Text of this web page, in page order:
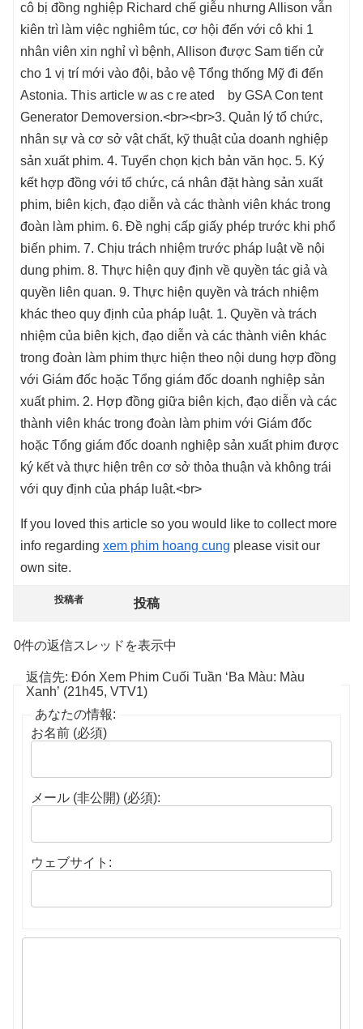
cô bị đồng nghiệp Richard chế giễu nhưng Allison vẫn
kiên trì làm việc nghiêm túc, cơ hội đến với cô khi 1
nhân viên xin nghỉ vì bệnh, Allison được Sam tiến cử
cho 1 vị trí mới vào đội, bảo vệ Tổng thống Mỹ đi đến
Astonia. Th is art icle w as c re ated by GSA Con tent
G᠎en​erator Demover si on.<br><br>3. Quản lý tổ chức,
nhân sự và cơ sở vật chất, kỹ thuật của doanh nghiệp
sản xuất phim. 4. Tuyển chọn kịch bản văn học. 5. Ký
kết hợp đồng với tổ chức, cá nhân đặt hàng sản xuất
phim, biên kịch, đạo diễn và các thành viên khác trong
đoàn làm phim. 6. Đề nghị cấp giấy phép trước khi phổ
biến phim. 7. Chịu trách nhiệm trước pháp luật về nội
dung phim. 8. Thực hiện quy định về quyền tác giả và
quyền liên quan. 9. Thực hiện quyền và trách nhiệm
khác theo quy định của pháp luật. 1. Quyền và trách
nhiệm của biên kịch, đạo diễn và các thành viên khác
trong đoàn làm phim thực hiện theo nội dung hợp đồng
với Giám đốc hoặc Tổng giám đốc doanh nghiệp sản
xuất phim. 2. Hợp đồng giữa biên kịch, đạo diễn và các
thành viên khác trong đoàn làm phim với Giám đốc
hoặc Tổng giám đốc doanh nghiệp sản xuất phim được
ký kết và thực hiện trên cơ sở thỏa thuận và không trái
với quy định của pháp luật.<br>
If you loved this article so you would like to collect more
info regarding xem phim hoang cung please visit our
own site.
投稿者 投稿
0件の返信スレッドを表示中
返信先: Đón Xem Phim Cuối Tuần ‘Ba Màu: Màu
Xanh’ (21h45, VTV1)
あなたの情報:
お名前 (必須)
メール (非公開) (必須):
ウェブサイト: